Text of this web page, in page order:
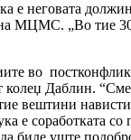
неговата
МЦМС. „Во тие
во
Даблин.
вештини
е соработката